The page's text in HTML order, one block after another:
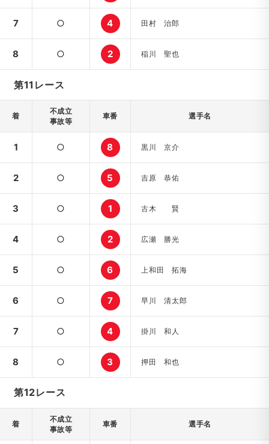
7 ○ 4 田村 治郎
8 ○ 2 稲川 聖也
第11レース
着
不成立
事故等
車番 選手名
1 ○ 8 黒川 京介
2 ○ 5 吉原 恭佑
3 ○ 1 古木 賢
4 ○ 2 広瀬 勝光
5 ○ 6 上和田 拓海
6 ○ 7 早川 清太郎
7 ○ 4 掛川 和人
8 ○ 3 押田 和也
第12レース
着
不成立
事故等
車番 選手名